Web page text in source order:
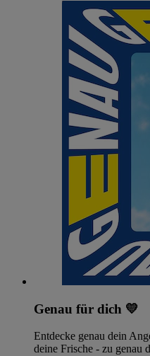
Genau für dich 💛
Entdecke genau dein
deine Frische - zu genau